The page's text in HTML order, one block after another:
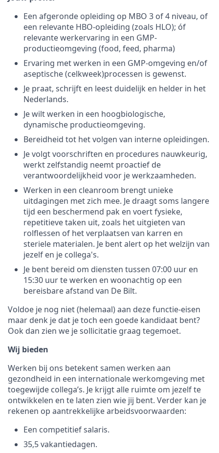
Een afgeronde opleiding op MBO 3 of 4 niveau, of
een relevante HBO-opleiding (zoals HLO); óf
relevante werkervaring in een GMP-
productieomgeving (food, feed, pharma)
Ervaring met werken in een GMP-omgeving en/of
aseptische (celkweek)processen is gewenst.
Je praat, schrijft en leest duidelijk en helder in het
Nederlands.
Je wilt werken in een hoogbiologische,
dynamische productieomgeving.
Bereidheid tot het volgen van interne opleidingen.
Je volgt voorschriften en procedures nauwkeurig,
werkt zelfstandig neemt proactief de
verantwoordelijkheid voor je werkzaamheden.
Werken in een cleanroom brengt unieke
uitdagingen met zich mee. Je draagt soms langere
tijd een beschermend pak en voert fysieke,
repetitieve taken uit, zoals het uitgieten van
rolflessen of het verplaatsen van karren en
steriele materialen. Je bent alert op het welzijn van
jezelf en je collega's.
Je bent bereid om diensten tussen 07:00 uur en
15:30 uur te werken en woonachtig op een
bereisbare afstand van De Bilt.
Voldoe je nog niet (helemaal) aan deze functie-eisen
maar denk je dat je toch een goede kandidaat bent?
Ook dan zien we je sollicitatie graag tegemoet.
Wij bieden
Werken bij ons betekent samen werken aan
gezondheid in een internationale werkomgeving met
toegewijde collega’s. Je krijgt alle ruimte om jezelf te
ontwikkelen en te laten zien wie jij bent. Verder kan je
rekenen op aantrekkelijke arbeidsvoorwaarden:
Een competitief salaris.
35,5 vakantiedagen.